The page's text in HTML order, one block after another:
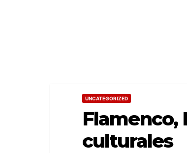
UNCATEGORIZED
Flamenco,
culturales